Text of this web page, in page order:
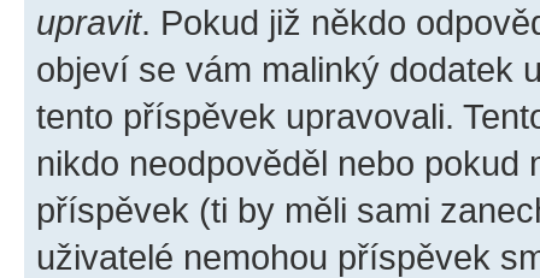
upravit. Pokud již někdo
objeví se vám malinký dodatek
tento příspěvek upravovali.
nikdo neodpověděl nebo pokud
příspěvek (ti by měli sami
uživatelé nemohou příspěvek